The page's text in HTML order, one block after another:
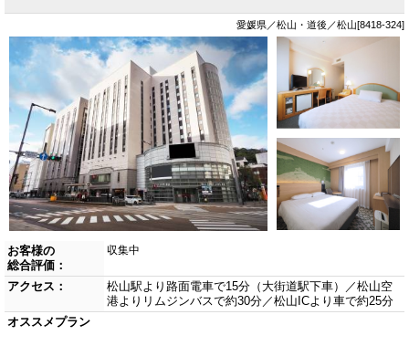
愛媛県／松山・道後／松山[8418-324]
お客様の
総合評価：
収集中
アクセス：
松山駅より路面電車で15分（大街道駅下車）／松山空
港よりリムジンバスで約30分／松山ICより車で約25分
オススメプラン